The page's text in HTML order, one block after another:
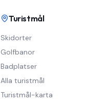
Turistmål
Skidorter
Golfbanor
Badplatser
Alla turistmål
Turistmål-karta